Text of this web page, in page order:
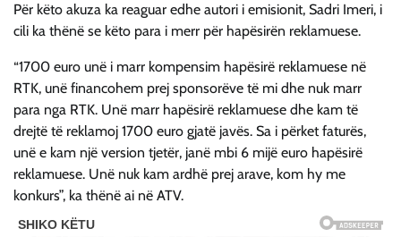
Për këto akuza ka reaguar edhe autori i emisionit, Sadri Imeri, i
cili ka thënë se këto para i merr për hapësirën reklamuese.
“1700 euro unë i marr kompensim hapësirë reklamuese në
RTK, unë financohem prej sponsorëve të mi dhe nuk marr
para nga RTK. Unë marr hapësirë reklamuese dhe kam të
drejtë të reklamoj 1700 euro gjatë javës. Sa i përket faturës,
unë e kam një version tjetër, janë mbi 6 mijë euro hapësirë
reklamuese. Unë nuk kam ardhë prej arave, kom hy me
konkurs”, ka thënë ai në ATV.